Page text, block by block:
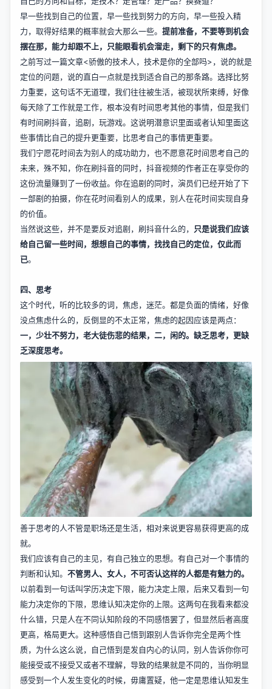
早一些找到自己的位置，早一些找到努力的方向，早一些投入精
力，取得好结果的概率就会大那么一些。 提前准备，不要等到机会
摆在那，能力却跟不上，只能眼看机会溜走，剩下的只有焦虑。
之前写过一篇文章<骄傲的技术人，技术是你的全部吗>，说的就是
定位的问题，说的直白一点就是找到适合自己的那条路。选择比努
力重要，这句话不无道理，我们往往被生活，被现状所束缚，好像
每天除了工作就是工作，根本没有时间思考其他的事情，但是我们
有时间刷抖音，追剧，玩游戏。这说明潜意识里面或者认知里面这
些事情比自己的提升更重要，比思考自己的事情更重要。
我们宁愿花时间去为别人的成功助力，也不愿意花时间思考自己的
未来，殊不知，你在刷抖音的同时，抖音视频的作者正在享受你的
这份流量赚到了一份收益。你在追剧的同时，演员们已经开始了下
一部剧的拍摄，你在花时间看别人的成果，别人在花时间实现自身
的价值。
当然说这些，并不是要反对追剧，刷抖音什么的，
只是说我们应该
给自己留一些时间，想想自己的事情，找找自己的定位，仅此而
已。
四、思考
这个时代，听的比较多的词，焦虑，迷茫。都是负面的情绪，好像
没点焦虑什么的，反倒显的不太正常，焦虑的起因应该是两点：
一，少壮不努力，老大徒伤悲的结果，二，闲的。缺乏思考，更缺
乏深度思考。
善于思考的人不管是职场还是生活，相对来说更容易获得更高的成
就。
我们应该有自己的主见，有自己独立的思想。有自己对一个事情的
判断和认知。 不管男人、女人，不可否认这样的人都是有魅力的。
以前看到一句话叫学历决定下限，能力决定上限，后来又看到一句
能力决定你的下限，思维认知决定你的上限。这两句在我看来都没
什么错，只是人在不同认知阶段的不同感悟罢了，但显然后者高度
更高，格局更大。这种感悟自己悟到跟别人告诉你完全是两个性
质，为什么这么说，自己悟到是发自内心的认同，别人告诉你你可
能接受或不接受又或者不理解，导致的结果就是不同的，当你明显
感受到一个人发生变化的时候，毋庸置疑，他一定是思维认知发生